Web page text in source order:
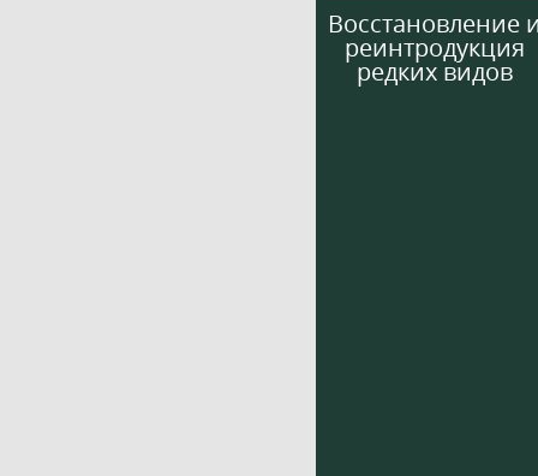
Восстановление
реинтродукция
редких видов